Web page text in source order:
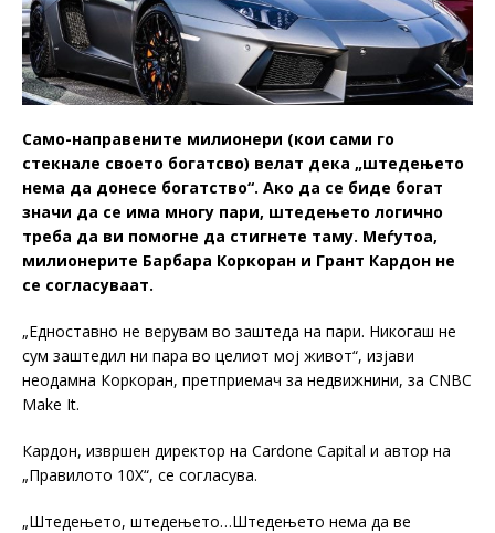
Само-направените милионери (кои сами го
стекнале своето богатсво) велат дека „штедењето
нема да донесе богатство“. Ако да се биде богат
значи да се има многу пари, штедењето логично
треба да ви помогне да стигнете таму. Меѓутоа,
милионерите Барбара Коркоран и Грант Кардон не
се согласуваат.
„Едноставно не верувам во заштеда на пари. Никогаш не
сум заштедил ни пара во целиот мој живот“, изјави
неодамна Коркоран, претприемач за недвижнини, за CNBC
Make It.
Кардон, извршен директор на Cardone Capital и автор на
„Правилото 10X“, се согласува.
„Штедењето, штедењето…Штедењето нема да ве